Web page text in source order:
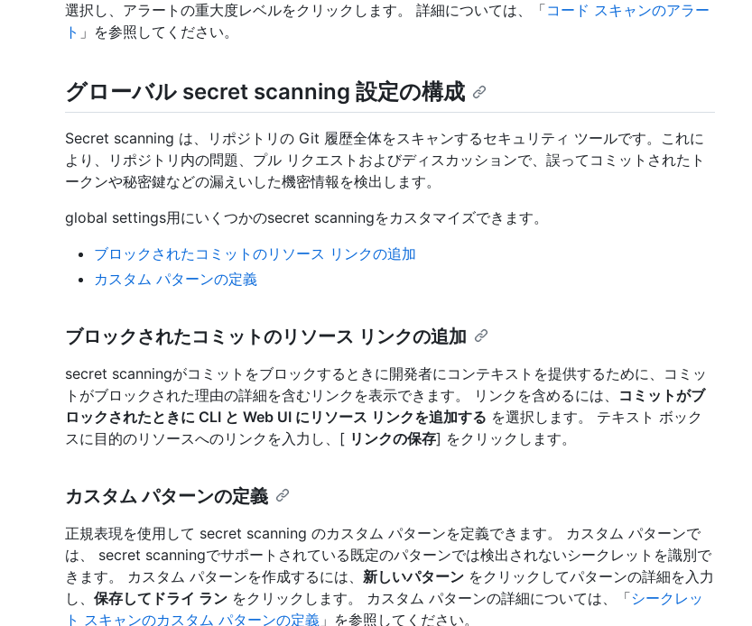
選択し、アラートの重大度レベルをクリックします。 詳細については、「コード スキャンのアラー
ト 」を参照してください。
グローバル secret scanning 設定の構成
Secret scanning は、リポジトリの Git 履歴全体をスキャンするセキュリティ ツールです。これに
より、リポジトリ内の問題、プル リクエストおよびディスカッションで、誤ってコミットされたト
ークンや秘密鍵などの漏えいした機密情報を検出します。
global settings用にいくつかのsecret scanningをカスタマイズできます。
ブロックされたコミットのリソース リンクの追加
カスタム パターンの定義
ブロックされたコミットのリソース リンクの追加
secret scanningがコミットをブロックするときに開発者にコンテキストを提供するために、コミッ
トがブロックされた理由の詳細を含むリンクを表示できます。 リンクを含めるには、 コミットがブ
ロックされたときに CLI と Web UI にリソース リンクを追加する を選択します。 テキスト ボック
スに目的のリソースへのリンクを入力し、[ リンクの保存] をクリックします。
カスタム パターンの定義
正規表現を使用して secret scanning のカスタム パターンを定義できます。 カスタム パターンで
は、 secret scanningでサポートされている既定のパターンでは検出されないシークレットを識別で
きます。 カスタム パターンを作成するには、 新しいパターン をクリックしてパターンの詳細を入力
し、 保存してドライ ラン をクリックします。 カスタム パターンの詳細については、「シークレッ
ト スキャンのカスタム パターンの定義 」を参照してください。